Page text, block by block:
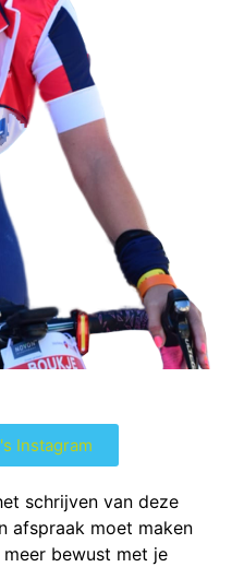
Instagram
schrijven van deze
afspraak moet maken
bewust met je